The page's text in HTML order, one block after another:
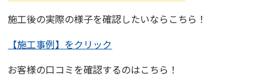
施工後の実際の様子を確認したいならこちら！
【施工事例】をクリック
お客様の口コミを確認するのはこちら！